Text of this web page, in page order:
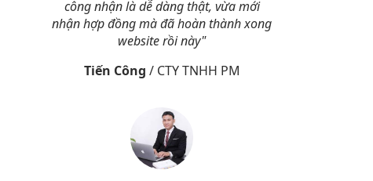
công nhận là dễ dàng thật, vừa mới
nhận hợp đồng mà đã hoàn thành xong
website rồi này"
Tiến Công / CTY TNHH PM